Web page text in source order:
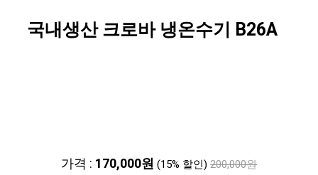
국내생산 크로바 냉온수기 B26A
가격 : 170,000원 (15% 할인) 200,000원